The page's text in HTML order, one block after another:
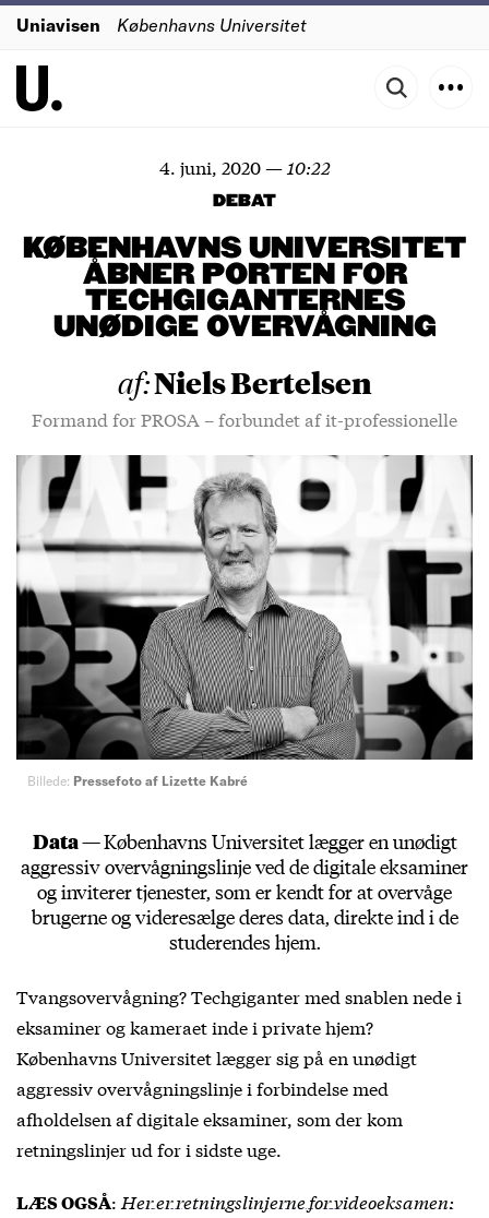
Uniavisen Københavns Universitet
4. juni, 2020— 10:22
DEBAT
KØBENHAVNS UNIVERSITET
ÅBNER PORTEN FOR
TECHGIGANTERNES
UNØDIGE OVERVÅGNING
af:Niels Bertelsen
Formand for PROSA – forbundet af it-professionelle
Billede: Pressefoto af Lizette Kabré
Data —Københavns Universitet lægger en unødigt
aggressiv overvågningslinje ved de digitale eksaminer
og inviterer tjenester, som er kendt for at overvåge
brugerne og videresælge deres data, direkte ind i de
studerendes hjem.
Tvangsovervågning? Techgiganter med snablen nede i
eksaminer og kameraet inde i private hjem?
Københavns Universitet lægger sig på en unødigt
aggressiv overvågningslinje i forbindelse med
afholdelsen af digitale eksaminer, som der kom
retningslinjer ud for i sidste uge.
LÆS OGSÅ: Her er retningslinjerne for videoeksamen: